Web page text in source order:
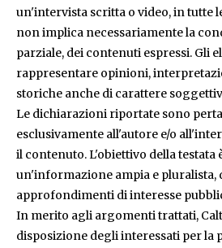
un'intervista scritta o video, in tutte
non implica necessariamente la
parziale, dei contenuti espressi. Gli
rappresentare opinioni,
storiche anche di carattere
Le dichiarazioni riportate sono
esclusivamente all'autore e/o
il contenuto. L'obiettivo della
un'informazione ampia e pluralista,
approfondimenti di interesse
In merito agli argomenti trattati,
disposizione degli interessati per la